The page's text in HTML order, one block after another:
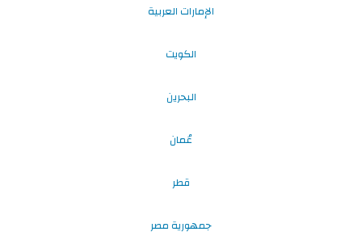
الإمارات العربية
الكويت
البحرين
عُمان
قطر
جمهورية مصر